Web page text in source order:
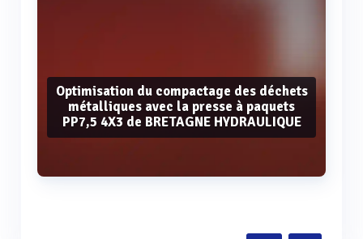
Optimisation du compactage des déchets
métalliques avec la presse à paquets
PP7,5 4X3 de BRETAGNE HYDRAULIQUE